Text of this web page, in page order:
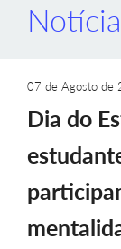
07 de Agosto de
Dia do